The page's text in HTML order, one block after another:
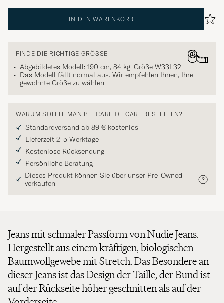
IN DEN WARENKORB
FINDE DIE RICHTIGE GRÖSSE
Abgebildetes Modell: 190 cm, 84 kg, Größe W33L32.
Das Modell fällt normal aus. Wir empfehlen Ihnen, Ihre
gewohnte Größe zu wählen.
WARUM SOLLTE MAN BEI CARE OF CARL BESTELLEN?
Standardversand ab 89 € kostenlos
Lieferzeit 2-5 Werktage
Kostenlose Rücksendung
Persönliche Beratung
Dieses Produkt können Sie über unser Pre-Owned
verkaufen.
Jeans mit schmaler Passform von Nudie Jeans.
Hergestellt aus einem kräftigen, biologischen
Baumwollgewebe mit Stretch. Das Besondere an
dieser Jeans ist das Design der Taille, der Bund ist
auf der Rückseite höher geschnitten als auf der